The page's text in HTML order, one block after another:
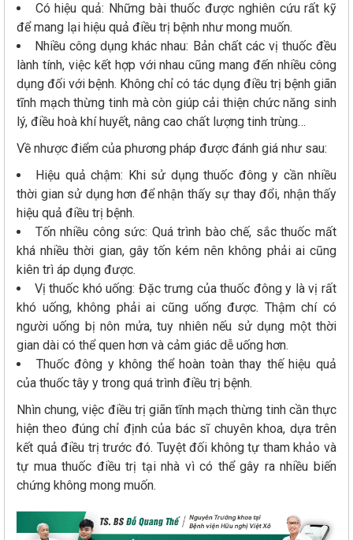
Có hiệu quả: Những bài thuốc được nghiên cứu rất kỹ
để mang lại hiệu quả điều trị bệnh như mong muốn.
Nhiều công dụng khác nhau: Bản chất các vị thuốc đều
lành tính, việc kết hợp với nhau cũng mang đến nhiều công
dụng đối với bệnh. Không chỉ có tác dụng điều trị bệnh giãn
tĩnh mạch thừng tinh mà còn giúp cải thiện chức năng sinh
lý, điều hoà khí huyết, nâng cao chất lượng tinh trùng…
Về nhược điểm của phương pháp được đánh giá như sau:
Hiệu quả chậm: Khi sử dụng thuốc đông y cần nhiều
thời gian sử dụng hơn để nhận thấy sự thay đổi, nhận thấy
hiệu quả điều trị bệnh.
Tốn nhiều công sức: Quá trình bào chế, sắc thuốc mất
khá nhiều thời gian, gây tốn kém nên không phải ai cũng
kiên trì áp dụng được.
Vị thuốc khó uống: Đặc trưng của thuốc đông y là vị rất
khó uống, không phải ai cũng uống được. Thậm chí có
người uống bị nôn mửa, tuy nhiên nếu sử dụng một thời
gian dài có thể quen hơn và cảm giác dễ uống hơn.
Thuốc đông y không thể hoàn toàn thay thế hiệu quả
của thuốc tây y trong quá trình điều trị bệnh.
Nhìn chung, việc điều trị giãn tĩnh mạch thừng tinh cần thực
hiện theo đúng chỉ định của bác sĩ chuyên khoa, dựa trên
kết quả điều trị trước đó. Tuyệt đối không tự tham khảo và
tự mua thuốc điều trị tại nhà vì có thể gây ra nhiều biến
chứng không mong muốn.